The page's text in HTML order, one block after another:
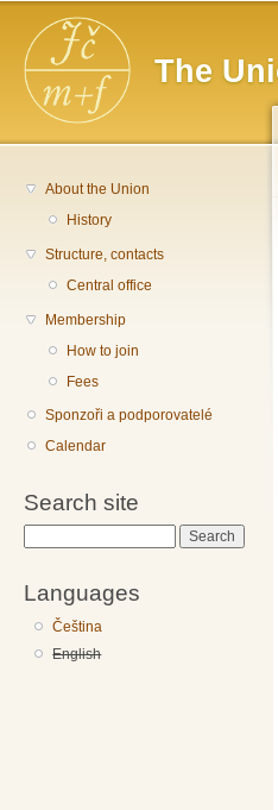
The
Main menu
About the Union
History
Structure, contacts
Central office
Membership
How to join
Fees
Sponzoři a podporovatelé
Calendar
Search site
Languages
Čeština
English